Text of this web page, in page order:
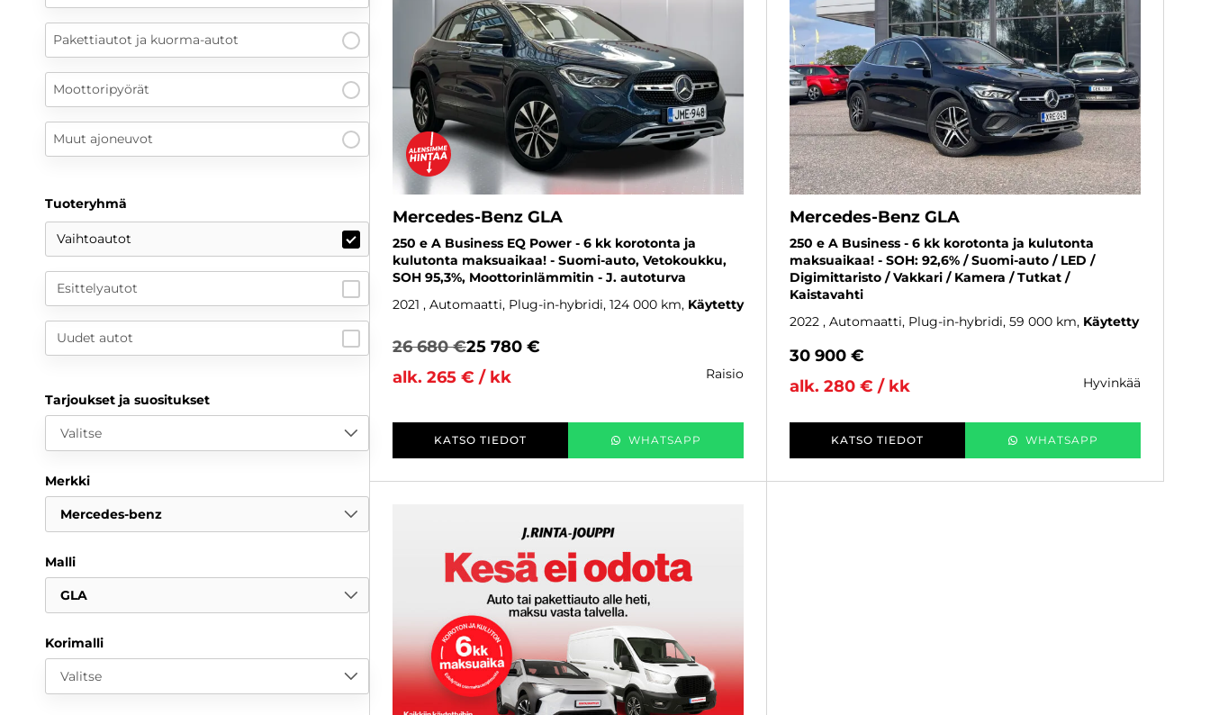
Pakettiautot ja kuorma-autot
Moottoripyörät
Muut ajoneuvot
Tuoteryhmä
Vaihtoautot
Esittelyautot
Uudet autot
Tarjoukset ja suositukset
Valitse
Merkki
Mercedes-benz
Malli
GLA
Korimalli
Valitse
Mercedes-Benz GLA
250 e A Business EQ Power - 6 kk korotonta ja
kulutonta maksuaikaa! - Suomi-auto, Vetokoukku,
SOH 95,3%, Moottorinlämmitin - J. autoturva
2021 , Automaatti, Plug-in-hybridi, 124 000 km Käytetty
26 680 €25 780 €
alk. 265 € / kk
raisio
KATSO TIEDOT WHATSAPP
Mercedes-Benz GLA
250 e A Business - 6 kk korotonta ja kulutonta
maksuaikaa! - SOH: 92,6% / Suomi-auto / LED /
Digimittaristo / Vakkari / Kamera / Tutkat /
Kaistavahti
2022 , Automaatti, Plug-in-hybridi, 59 000 km Käytetty
30 900 €
alk. 280 € / kk
hyvinkää
KATSO TIEDOT WHATSAPP